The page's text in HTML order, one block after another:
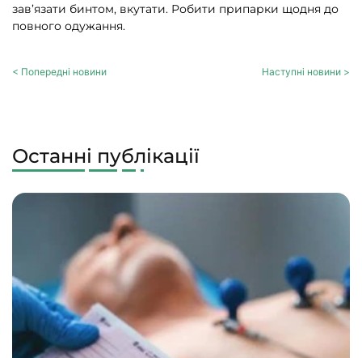
зав’язати бинтом, вкутати. Робити припарки щодня до
повного одужання.
< Попередні новини Наступні новини >
Останні публікації